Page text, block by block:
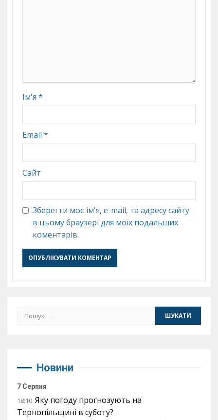
Ім'я *
Email *
Сайт
Зберегти моє ім'я, e-mail, та адресу сайту
в цьому браузері для моїх подальших
коментарів.
Пошук:
Новини
7 Серпня
18:10 Яку погоду прогнозують на
Тернопільщині в суботу?